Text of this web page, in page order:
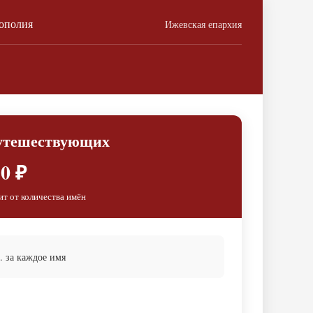
Ижевская епархия
₽
от количества имён
за каждое имя